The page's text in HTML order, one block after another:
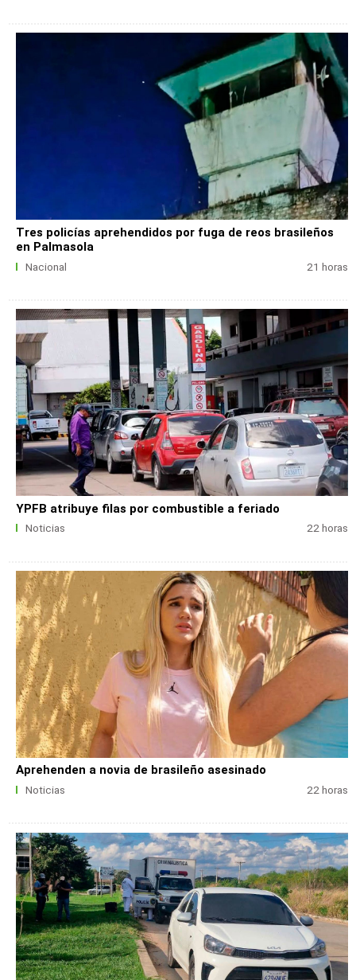
Tres policías aprehendidos por fuga de reos brasileños
en Palmasola
Nacional 21 horas
YPFB atribuye filas por combustible a feriado
Noticias 22 horas
Aprehenden a novia de brasileño asesinado
Noticias 22 horas